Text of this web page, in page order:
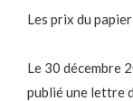
Les prix du
Le 30 décembre
publié une lettre